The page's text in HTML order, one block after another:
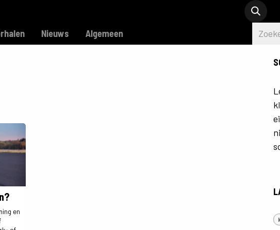
Nieuws Algemeen
en